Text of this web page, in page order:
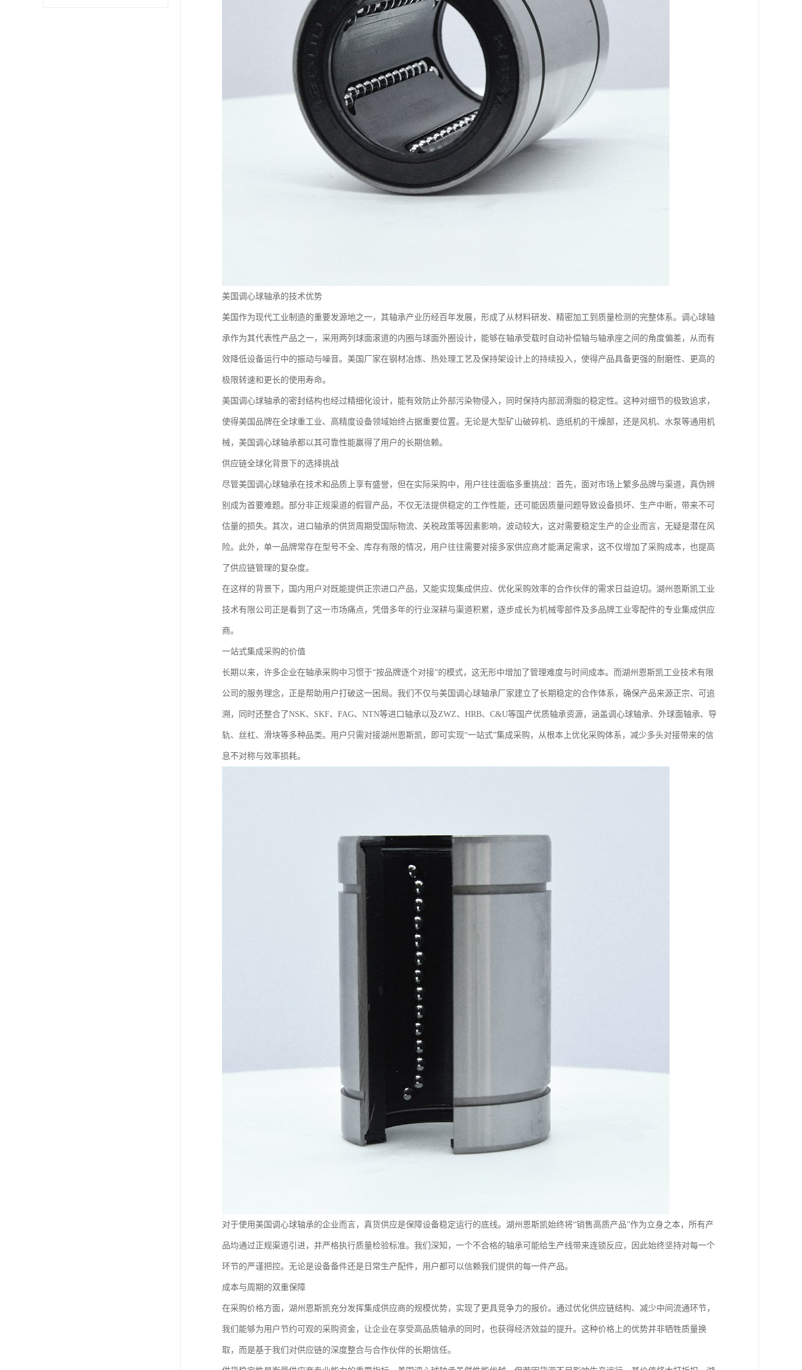
美国调心球轴承的技术优势
美国作为现代工业制造的重要发源地之一，其轴承产业历经百年发展，形成了从材料研发、精密加工到质量检测的完整体系。调心球轴
承作为其代表性产品之一，采用两列球面滚道的内圈与球面外圈设计，能够在轴承受载时自动补偿轴与轴承座之间的角度偏差，从而有
效降低设备运行中的振动与噪音。美国厂家在钢材冶炼、热处理工艺及保持架设计上的持续投入，使得产品具备更强的耐磨性、更高的
极限转速和更长的使用寿命。
美国调心球轴承的密封结构也经过精细化设计，能有效防止外部污染物侵入，同时保持内部润滑脂的稳定性。这种对细节的极致追求，
使得美国品牌在全球重工业、高精度设备领域始终占据重要位置。无论是大型矿山破碎机、造纸机的干燥部，还是风机、水泵等通用机
械，美国调心球轴承都以其可靠性能赢得了用户的长期信赖。
供应链全球化背景下的选择挑战
尽管美国调心球轴承在技术和品质上享有盛誉，但在实际采购中，用户往往面临多重挑战：首先，面对市场上繁多品牌与渠道，真伪辨
别成为首要难题。部分非正规渠道的假冒产品，不仅无法提供稳定的工作性能，还可能因质量问题导致设备损坏、生产中断，带来不可
估量的损失。其次，进口轴承的供货周期受国际物流、关税政策等因素影响，波动较大，这对需要稳定生产的企业而言，无疑是潜在风
险。此外，单一品牌常存在型号不全、库存有限的情况，用户往往需要对接多家供应商才能满足需求，这不仅增加了采购成本，也提高
了供应链管理的复杂度。
在这样的背景下，国内用户对既能提供正宗进口产品，又能实现集成供应、优化采购效率的合作伙伴的需求日益迫切。湖州恩斯凯工业
技术有限公司正是看到了这一市场痛点，凭借多年的行业深耕与渠道积累，逐步成长为机械零部件及多品牌工业零配件的专业集成供应
商。
一站式集成采购的价值
长期以来，许多企业在轴承采购中习惯于“按品牌逐个对接”的模式，这无形中增加了管理难度与时间成本。而湖州恩斯凯工业技术有限
公司的服务理念，正是帮助用户打破这一困局。我们不仅与美国调心球轴承厂家建立了长期稳定的合作体系，确保产品来源正宗、可追
溯，同时还整合了NSK、SKF、FAG、NTN等进口轴承以及ZWZ、HRB、C&U等国产优质轴承资源，涵盖调心球轴承、外球面轴承、导
轨、丝杠、滑块等多种品类。用户只需对接湖州恩斯凯，即可实现“一站式”集成采购，从根本上优化采购体系，减少多头对接带来的信
息不对称与效率损耗。
对于使用美国调心球轴承的企业而言，真货供应是保障设备稳定运行的底线。湖州恩斯凯始终将“销售高质产品”作为立身之本，所有产
品均通过正规渠道引进，并严格执行质量检验标准。我们深知，一个不合格的轴承可能给生产线带来连锁反应，因此始终坚持对每一个
环节的严谨把控。无论是设备备件还是日常生产配件，用户都可以信赖我们提供的每一件产品。
成本与周期的双重保障
在采购价格方面，湖州恩斯凯充分发挥集成供应商的规模优势，实现了更具竞争力的报价。通过优化供应链结构、减少中间流通环节，
我们能够为用户节约可观的采购资金，让企业在享受高品质轴承的同时，也获得经济效益的提升。这种价格上的优势并非牺牲质量换
取，而是基于我们对供应链的深度整合与合作伙伴的长期信任。